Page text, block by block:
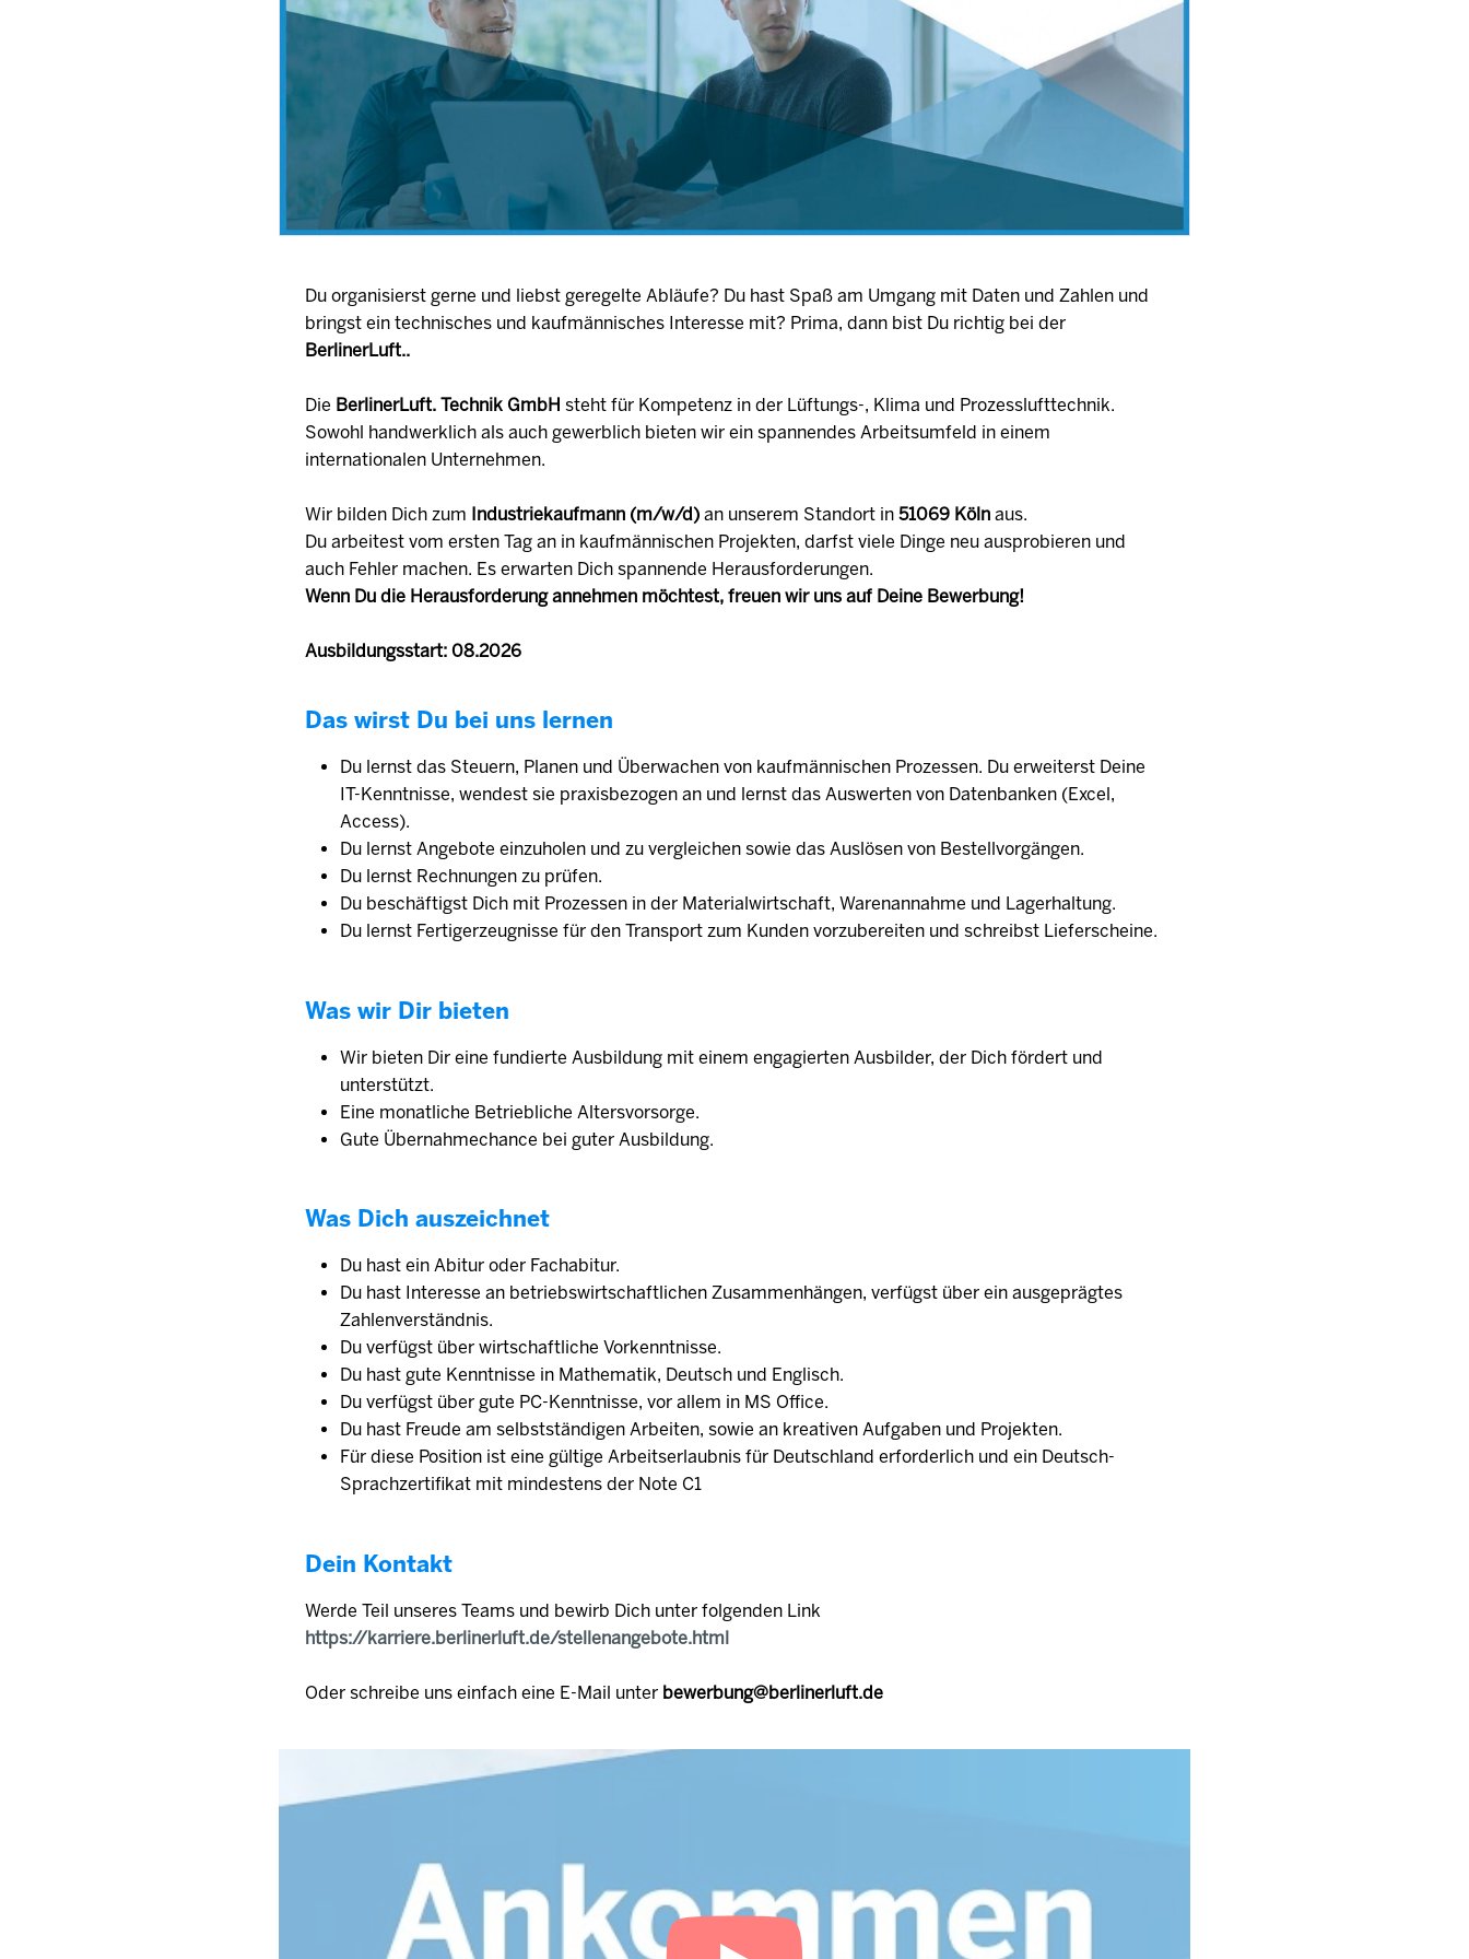
Du organisierst gerne und liebst geregelte Abläufe? Du hast Spaß am Umgang mit Daten und Zahlen und
bringst ein technisches und kaufmännisches Interesse mit? Prima, dann bist Du richtig bei der
BerlinerLuft..
Die BerlinerLuft. Technik GmbH steht für Kompetenz in der Lüftungs-, Klima und Prozesslufttechnik.
Sowohl handwerklich als auch gewerblich bieten wir ein spannendes Arbeitsumfeld in einem
internationalen Unternehmen.
Wir bilden Dich zum Industriekaufmann (m/w/d) an unserem Standort in 51069 Köln aus.
Du arbeitest vom ersten Tag an in kaufmännischen Projekten, darfst viele Dinge neu ausprobieren und
auch Fehler machen. Es erwarten Dich spannende Herausforderungen.
Wenn Du die Herausforderung annehmen möchtest, freuen wir uns auf Deine Bewerbung!
Ausbildungsstart: 08.2026
Das wirst Du bei uns lernen
Du lernst das Steuern, Planen und Überwachen von kaufmännischen Prozessen. Du erweiterst Deine
IT-Kenntnisse, wendest sie praxisbezogen an und lernst das Auswerten von Datenbanken (Excel,
Access).
Du lernst Angebote einzuholen und zu vergleichen sowie das Auslösen von Bestellvorgängen.
Du lernst Rechnungen zu prüfen.
Du beschäftigst Dich mit Prozessen in der Materialwirtschaft, Warenannahme und Lagerhaltung.
Du lernst Fertigerzeugnisse für den Transport zum Kunden vorzubereiten und schreibst Lieferscheine.
Was wir Dir bieten
Wir bieten Dir eine fundierte Ausbildung mit einem engagierten Ausbilder, der Dich fördert und
unterstützt.
Eine monatliche Betriebliche Altersvorsorge.
Gute Übernahmechance bei guter Ausbildung.
Was Dich auszeichnet
Du hast ein Abitur oder Fachabitur.
Du hast Interesse an betriebswirtschaftlichen Zusammenhängen, verfügst über ein ausgeprägtes
Zahlenverständnis.
Du verfügst über wirtschaftliche Vorkenntnisse.
Du hast gute Kenntnisse in Mathematik, Deutsch und Englisch.
Du verfügst über gute PC-Kenntnisse, vor allem in MS Office.
Du hast Freude am selbstständigen Arbeiten, sowie an kreativen Aufgaben und Projekten.
Für diese Position ist eine gültige Arbeitserlaubnis für Deutschland erforderlich und ein Deutsch-
Sprachzertifikat mit mindestens der Note C1
Dein Kontakt
Werde Teil unseres Teams und bewirb Dich unter folgenden Link
https://karriere.berlinerluft.de/stellenangebote.html
Oder schreibe uns einfach eine E-Mail unter bewerbung@berlinerluft.de